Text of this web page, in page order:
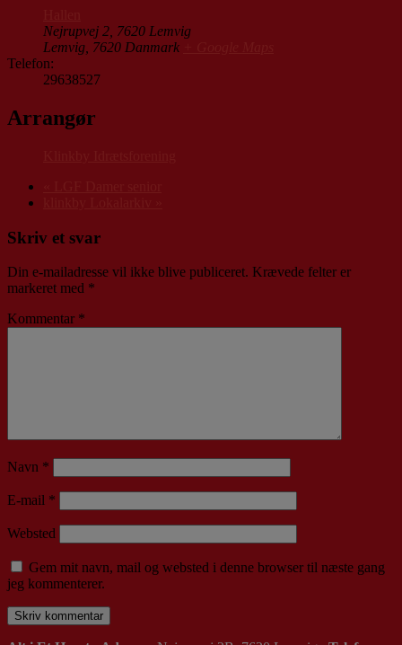
Nejrupvej 2, 7620 Lemvig
Lemvig 7620 Danmark
Telefon:
29638527
Arrangør
Skriv et svar
Din e-mailadresse vil ikke blive publiceret. Krævede felter er
markeret med *
Kommentar *
Navn *
E-mail *
Websted
Gem mit navn, mail og websted i denne browser til næste gang
jeg kommenterer.